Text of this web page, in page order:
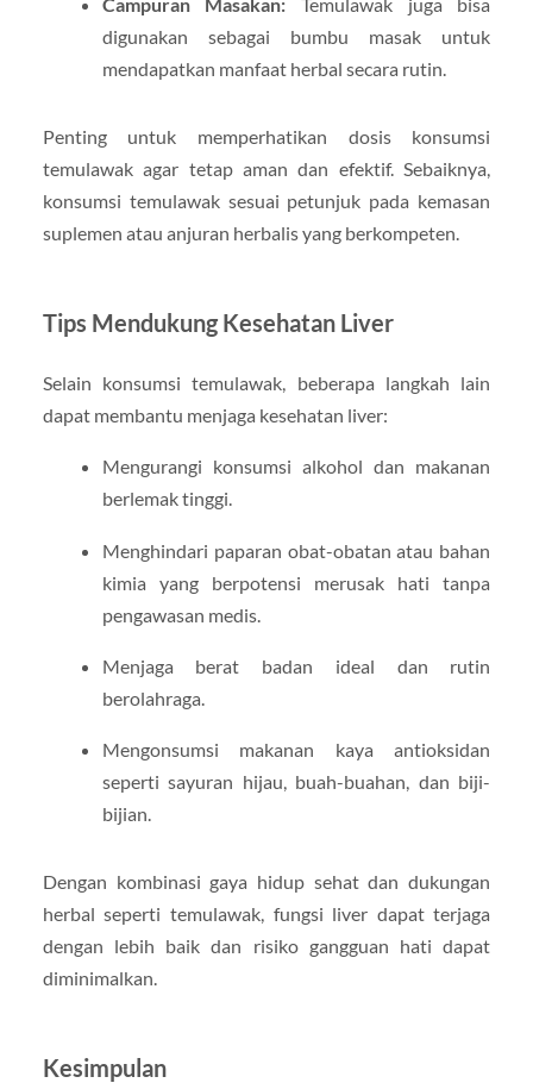
digunakan sebagai bumbu masak untuk
mendapatkan manfaat herbal secara rutin.
Penting untuk memperhatikan dosis konsumsi
temulawak agar tetap aman dan efektif. Sebaiknya,
konsumsi temulawak sesuai petunjuk pada kemasan
suplemen atau anjuran herbalis yang berkompeten.
Tips Mendukung Kesehatan Liver
Selain konsumsi temulawak, beberapa langkah lain
dapat membantu menjaga kesehatan liver:
Mengurangi konsumsi alkohol dan makanan
berlemak tinggi.
Menghindari paparan obat-obatan atau bahan
kimia yang berpotensi merusak hati tanpa
pengawasan medis.
Menjaga berat badan ideal dan rutin
berolahraga.
Mengonsumsi makanan kaya antioksidan
seperti sayuran hijau, buah-buahan, dan biji-
bijian.
Dengan kombinasi gaya hidup sehat dan dukungan
herbal seperti temulawak, fungsi liver dapat terjaga
dengan lebih baik dan risiko gangguan hati dapat
diminimalkan.
Kesimpulan